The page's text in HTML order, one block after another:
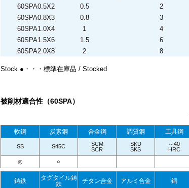
60SPA0.5X2
0.5 2
60SPA0.8X3
0.8 3
60SPA1.0X4
1 4
60SPA1.5X6
1.5 6
60SPA2.0X8
2 8
Stock ●・・・標準在庫品 / Stocked
被削材適合性（60SPA）
軟鋼 炭素鋼 合金鋼 調質鋼 工具鋼
SS S45C
SCM
SCR
SKD
SKS
～40
HRC
◎ ○
鋳鉄
タグタイル鋳
鉄
チタン合金 アルミ合金 銅